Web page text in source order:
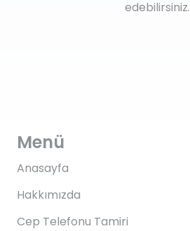
edebilirsiniz.
Menü
Anasayfa
Hakkımızda
Cep Telefonu Tamiri